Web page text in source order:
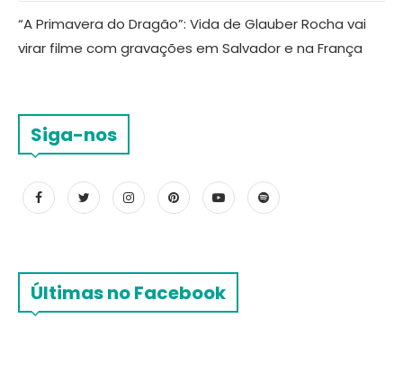
“A Primavera do Dragão”: Vida de Glauber Rocha vai
virar filme com gravações em Salvador e na França
Siga-nos
Últimas no Facebook